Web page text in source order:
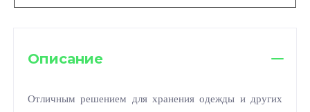
Описание
Отличным решением для хранения одежды и других